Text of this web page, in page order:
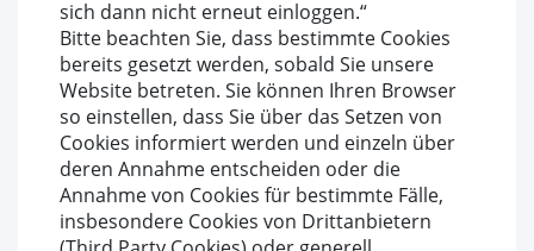
sich dann nicht erneut einloggen.“
Bitte beachten Sie, dass bestimmte Cookies
bereits gesetzt werden, sobald Sie unsere
Website betreten. Sie können Ihren Browser
so einstellen, dass Sie über das Setzen von
Cookies informiert werden und einzeln über
deren Annahme entscheiden oder die
Annahme von Cookies für bestimmte Fälle,
insbesondere Cookies von Drittanbietern